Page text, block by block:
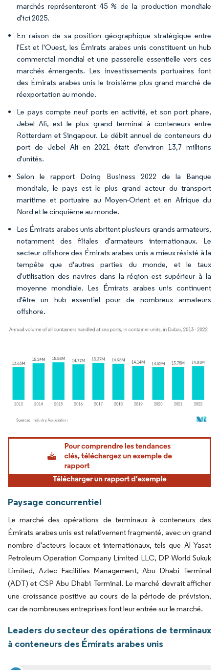
marchés représenteront 45 % de la production mondiale
d'ici 2025.
En raison de sa position géographique stratégique entre
l'Est et l'Ouest, les Émirats arabes unis constituent un hub
commercial mondial et une passerelle essentielle vers ces
marchés émergents. Les investissements portuaires font
des Émirats arabes unis le troisième plus grand marché de
réexportation au monde.
Le pays compte neuf ports en activité, et son port phare,
Jebel Ali, est le plus grand terminal à conteneurs entre
Rotterdam et Singapour. Le débit annuel de conteneurs du
port de Jebel Ali en 2021 était d'environ 13,7 millions
d'unités.
Selon le rapport Doing Business 2022 de la Banque
mondiale, le pays est le plus grand acteur du transport
maritime et portuaire au Moyen-Orient et en Afrique du
Nord et le cinquième au monde.
Les Émirats arabes unis abritent plusieurs grands armateurs,
notamment des filiales d'armateurs internationaux. Le
secteur offshore des Émirats arabes unis a mieux résisté à la
tempête que d'autres parties du monde, et le taux
d'utilisation des navires dans la région est supérieur à la
moyenne mondiale. Les Émirats arabes unis continuent
d'être un hub essentiel pour de nombreux armateurs
offshore.
Image © Mordor Intelligence. La réutilisation nécessite une attribution sous CC BY
Paysage concurrentiel
Le marché des opérations de terminaux à conteneurs des
Émirats arabes unis est relativement fragmenté, avec un grand
nombre d'acteurs locaux et internationaux, tels que Al Yasat
Petroleum Operation Company Limited LLC, DP World Sukuk
Limited, Aztec Facilities Management, Abu Dhabi Terminal
(ADT) et CSP Abu Dhabi Terminal. Le marché devrait afficher
une croissance positive au cours de la période de prévision,
car de nombreuses entreprises font leur entrée sur le marché.
Leaders du secteur des opérations de terminaux
à conteneurs des Émirats arabes unis